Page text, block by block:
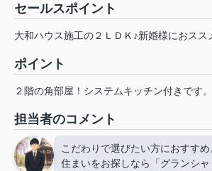
セールスポイント
大和ハウス施工の２ＬＤＫ♪新婚様におス
ポイント
２階の角部屋！システムキッチン付きです。
担当者のコメント
こだわりで選びたい方におすす
住まいをお探しなら「グランシ